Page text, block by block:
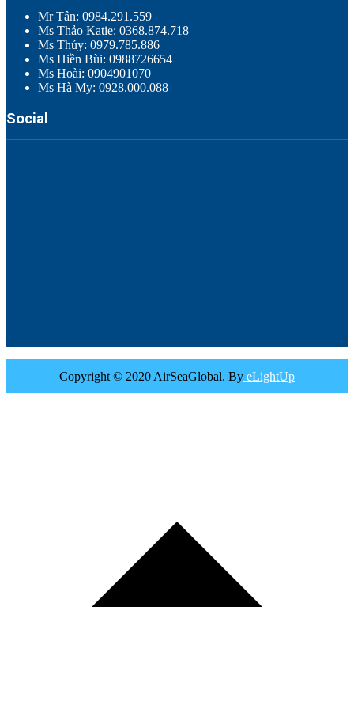
Mr Tân: 0984.291.559
Ms Thảo Katie: 0368.874.718
Ms Thúy: 0979.785.886
Ms Hiền Bùi: 0988726654
Ms Hoài: 0904901070
Ms Hà My: 0928.000.088
Social
Copyright © 2020 AirSeaGlobal. By eLightUp